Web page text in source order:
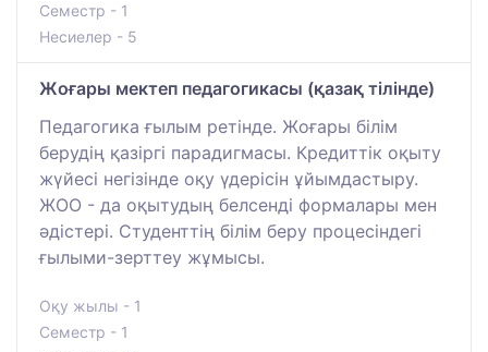
Семестр - 1
Несиелер - 5
Жоғары мектеп педагогикасы (қазақ тілінде)
Педагогика ғылым ретінде. Жоғары білім
берудің қазіргі парадигмасы. Кредиттік оқыту
жүйесі негізінде оқу үдерісін ұйымдастыру.
ЖОО - да оқытудың белсенді формалары мен
әдістері. Студенттің білім беру процесіндегі
ғылыми-зерттеу жұмысы.
Оқу жылы - 1
Семестр - 1